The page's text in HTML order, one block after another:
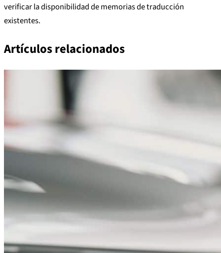
verificar la disponibilidad de memorias de traducción
existentes.
Artículos relacionados